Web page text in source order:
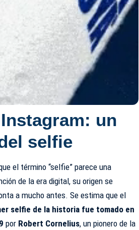
un
selfie
el término “selfie” parece una
de la era digital, su origen se
a mucho antes. Se estima que el
selfie de la historia fue tomado en
por Robert Cornelius, un pionero de la